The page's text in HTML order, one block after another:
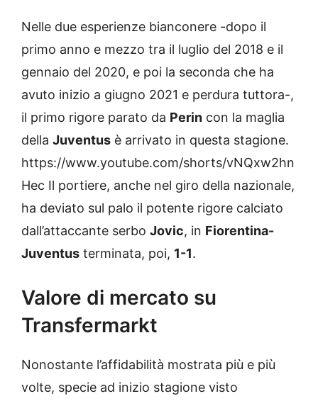
Nelle due esperienze bianconere -dopo il
primo anno e mezzo tra il luglio del 2018 e il
gennaio del 2020, e poi la seconda che ha
avuto inizio a giugno 2021 e perdura tuttora-,
il primo rigore parato da Perin con la maglia
della Juventus è arrivato in questa stagione.
https://www.youtube.com/shorts/vNQxw2hn
Hec Il portiere, anche nel giro della nazionale,
ha deviato sul palo il potente rigore calciato
dall’attaccante serbo Jovic, in Fiorentina-
Juventus terminata, poi, 1-1.
Valore di mercato su
Transfermarkt
Nonostante l’affidabilità mostrata più e più
volte, specie ad inizio stagione visto